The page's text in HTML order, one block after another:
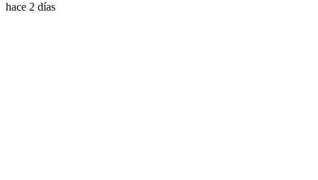
hace 2 días